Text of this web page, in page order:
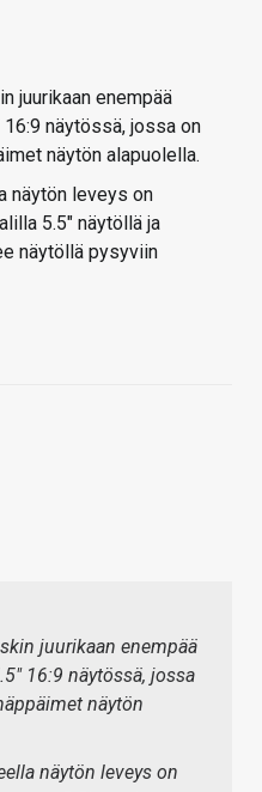
juurikaan enempää
näytössä, jossa on
näytön alapuolella.
näytön leveys on
5.5" näytöllä ja
näytöllä pysyviin
juurikaan enempää
16:9 näytössä, jossa
näytön
näytön leveys on